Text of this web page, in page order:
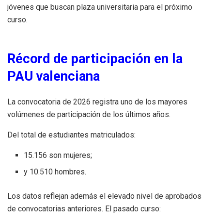
jóvenes que buscan plaza universitaria para el próximo
curso.
Récord de participación en la
PAU valenciana
La convocatoria de 2026 registra uno de los mayores
volúmenes de participación de los últimos años.
Del total de estudiantes matriculados:
15.156 son mujeres;
y 10.510 hombres.
Los datos reflejan además el elevado nivel de aprobados
de convocatorias anteriores. El pasado curso: